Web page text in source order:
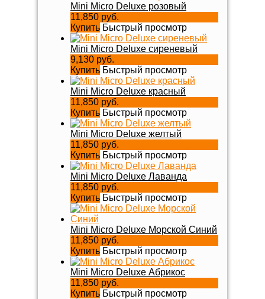
Mini Micro Deluxe розовый
11,850 руб.
Купить Быстрый просмотр
Mini Micro Deluxe сиреневый
9,130 руб.
Купить Быстрый просмотр
Mini Micro Deluxe красный
11,850 руб.
Купить Быстрый просмотр
Mini Micro Deluxe желтый
11,850 руб.
Купить Быстрый просмотр
Mini Micro Deluxe Лаванда
11,850 руб.
Купить Быстрый просмотр
Mini Micro Deluxe Морской Синий
11,850 руб.
Купить Быстрый просмотр
Mini Micro Deluxe Абрикос
11,850 руб.
Купить Быстрый просмотр